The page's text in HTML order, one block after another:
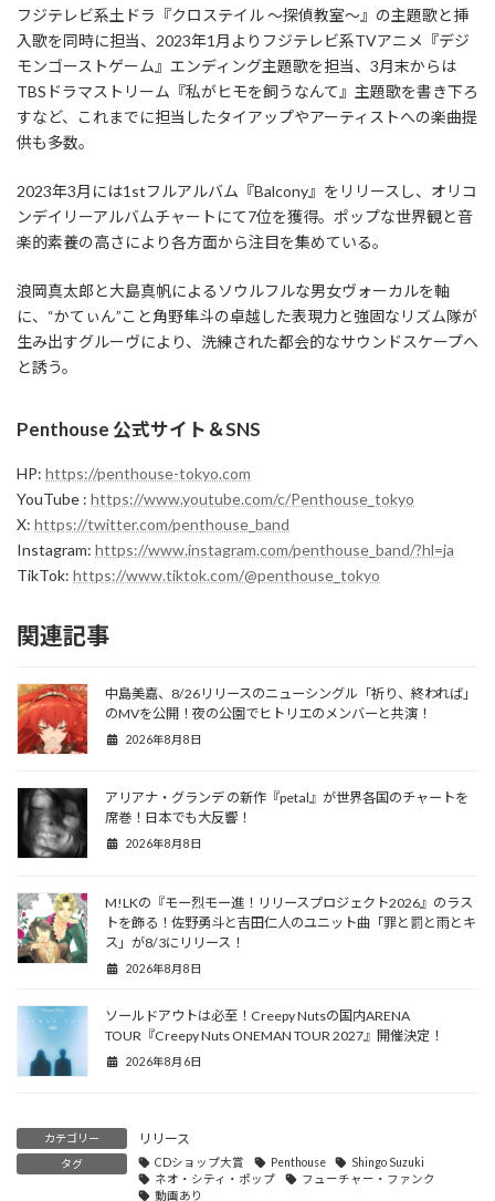
フジテレビ系土ドラ『クロステイル ～探偵教室～』の主題歌と挿
入歌を同時に担当、2023年1月よりフジテレビ系TVアニメ『デジ
モンゴーストゲーム』エンディング主題歌を担当、3月末からは
TBSドラマストリーム『私がヒモを飼うなんて』主題歌を書き下ろ
すなど、これまでに担当したタイアップやアーティストへの楽曲提
供も多数。
2023年3月には1stフルアルバム『Balcony』をリリースし、オリコ
ンデイリーアルバムチャートにて7位を獲得。ポップな世界観と音
楽的素養の高さにより各方面から注目を集めている。
浪岡真太郎と大島真帆によるソウルフルな男女ヴォーカルを軸
に、“かてぃん”こと角野隼斗の卓越した表現力と強固なリズム隊が
生み出すグルーヴにより、洗練された都会的なサウンドスケープへ
と誘う。
Penthouse 公式サイト＆SNS
HP: https://penthouse-tokyo.com
YouTube : https://www.youtube.com/c/Penthouse_tokyo
X: https://twitter.com/penthouse_band
Instagram: https://www.instagram.com/penthouse_band/?hl=ja
TikTok: https://www.tiktok.com/@penthouse_tokyo
関連記事
中島美嘉、8/26リリースのニューシングル「祈り、終われば」
のMVを公開！夜の公園でヒトリエのメンバーと共演！
2026年8月8日
アリアナ・グランデ の新作『petal』が世界各国のチャートを
席巻！日本でも大反響！
2026年8月8日
M!LKの『モー烈モー進！リリースプロジェクト2026』のラス
トを飾る！佐野勇斗と吉田仁人のユニット曲「罪と罰と雨とキ
ス」が8/3にリリース！
2026年8月8日
ソールドアウトは必至！Creepy Nutsの国内ARENA
TOUR『Creepy Nuts ONEMAN TOUR 2027』開催決定！
2026年8月6日
カテゴリー リリース
タグ CDショップ大賞 Penthouse
Shingo Suzuki
ネオ・シティ・ポップ
フューチャー・ファンク
動画あり